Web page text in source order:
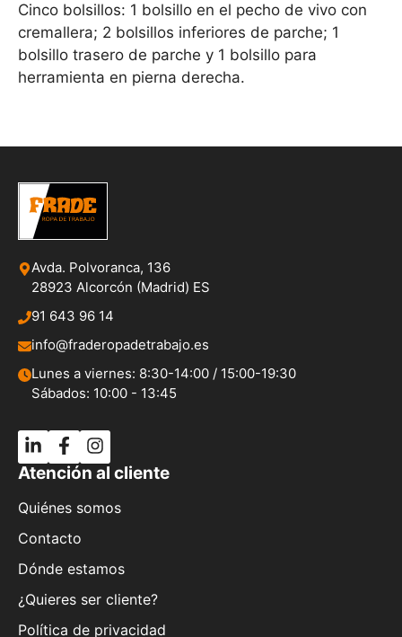
Cinco bolsillos: 1 bolsillo en el pecho de vivo con
cremallera; 2 bolsillos inferiores de parche; 1
bolsillo trasero de parche y 1 bolsillo para
herramienta en pierna derecha.
Avda. Polvoranca, 136
28923 Alcorcón (Madrid) ES
91 643 96 14
info@fraderopadetrabajo.es
Lunes a viernes: 8:30-14:00 / 15:00-19:30
Sábados: 10:00 - 13:45
Atención al cliente
Quiénes somos
Contacto
Dónde estamos
¿Quieres ser cliente?
Política de privacidad